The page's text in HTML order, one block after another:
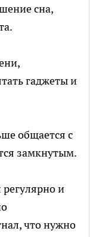
сна,
гаджеты и
общается с
замкнутым.
и
что нужно